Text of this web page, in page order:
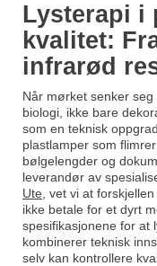
Lysterapi i
kvalitet:
infrarød
Når mørket senker
biologi, ikke bare
som en teknisk
plastlamper som
bølgelengder og
leverandør av
Ute , vet vi at
ikke betale for et dyrt
spesifikasjonene for at
kombinerer teknisk
selv kan kontrollere